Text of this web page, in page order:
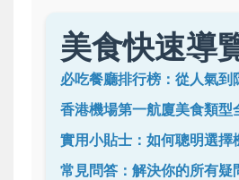
美食快速導
必吃餐廳排行榜：從人氣到
香港機場第一航廈美食類型
實用小貼士：如何聰明選擇
常見問答：解決你的所有疑